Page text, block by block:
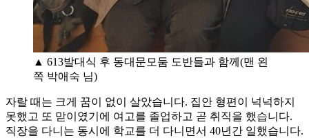
▲ 613발대식 후 동대문모둠 도반들과 함께(맨 왼
쪽 박애숙 님)
자랄 때는 크게 꿈이 없이 살았습니다. 집안 형편이 넉넉하지
못했고 또 맏이였기에 여고를 졸업하고 곧 취직을 했습니다.
직장을 다니는 동시에 학교를 더 다니면서 40년간 일했습니다.